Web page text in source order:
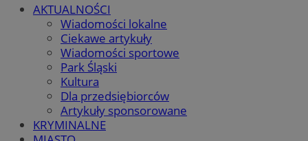
AKTUALNOŚCI
Wiadomości lokalne
Ciekawe artykuły
Wiadomości sportowe
Park Śląski
Kultura
Dla przedsiębiorców
Artykuły sponsorowane
KRYMINALNE